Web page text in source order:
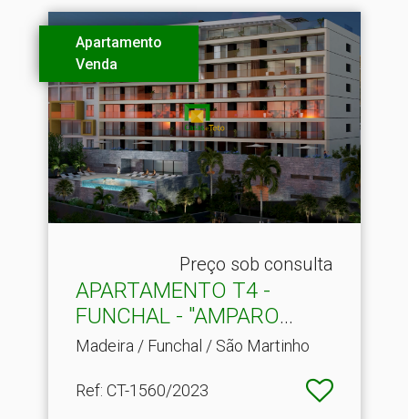
Apartamento
Venda
Preço sob consulta
APARTAMENTO T4 -
FUNCHAL - "AMPARO
VIEW"
Madeira / Funchal / São Martinho
Ref: CT-1560/2023